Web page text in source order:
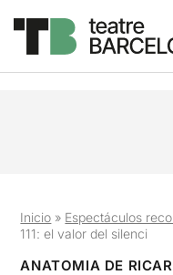
Inicio » Espectáculos
111: el valor del silenci
ANATOMIA DE